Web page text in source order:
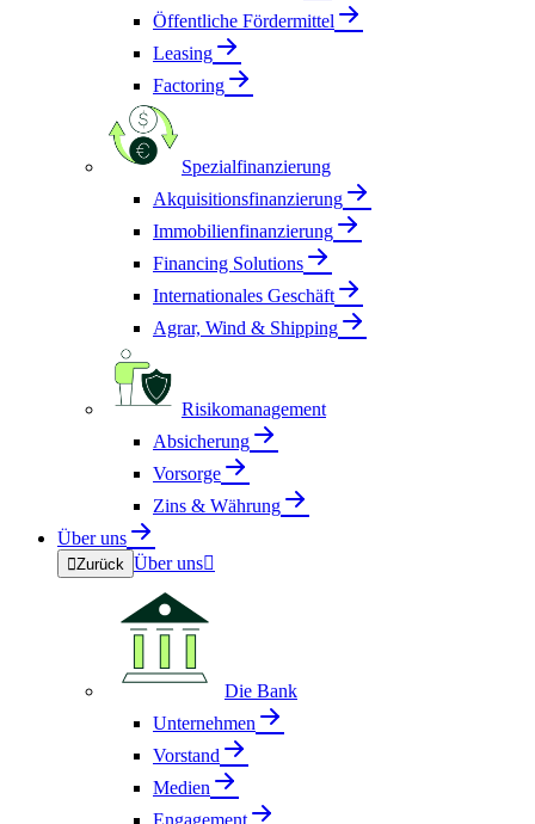
Öffentliche Fördermittel
Leasing
Factoring
Spezialfinanzierung
Akquisitionsfinanzierung
Immobilienfinanzierung
Financing Solutions
Internationales Geschäft
Agrar, Wind & Shipping
Risikomanagement
Absicherung
Vorsorge
Zins & Währung
Über uns
Zurück Über uns
Die Bank
Unternehmen
Vorstand
Medien
Engagement